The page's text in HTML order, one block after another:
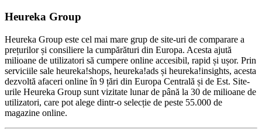
Heureka Group
Heureka Group este cel mai mare grup de site-uri de comparare a
prețurilor și consiliere la cumpărături din Europa. Acesta ajută
milioane de utilizatori să cumpere online accesibil, rapid și ușor. Prin
serviciile sale heureka!shops, heureka!ads și heureka!insights, acesta
dezvoltă afaceri online în 9 țări din Europa Centrală și de Est. Site-
urile Heureka Group sunt vizitate lunar de până la 30 de milioane de
utilizatori, care pot alege dintr-o selecție de peste 55.000 de
magazine online.